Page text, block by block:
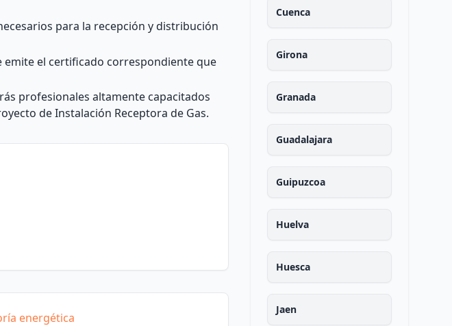
para la recepción y distribución
emite el certificado correspondiente que
profesionales altamente capacitados
de Instalación Receptora de Gas.
energética
Cuenca
Girona
Granada
Guadalajara
Guipuzcoa
Huelva
Huesca
Jaen